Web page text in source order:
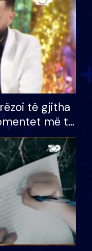
të gjitha
më të
VIP: Do më
kur…